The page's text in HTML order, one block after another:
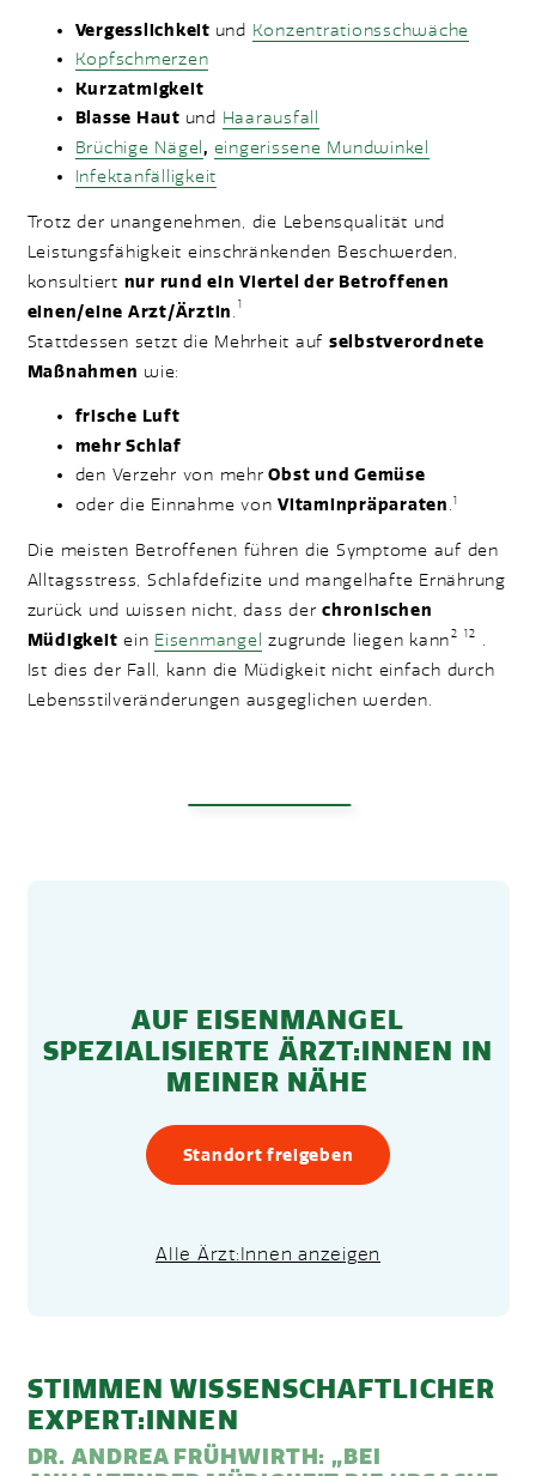
Vergesslichkeit und Konzentrationsschwäche
Kopfschmerzen
Kurzatmigkeit
Blasse Haut und Haarausfall
Brüchige Nägel , eingerissene Mundwinkel
Infektanfälligkeit
Trotz der unangenehmen, die Lebensqualität und
Leistungsfähigkeit einschränkenden Beschwerden,
konsultiert nur rund ein Viertel der Betroffenen
einen/eine Arzt/Ärztin. 1
Stattdessen setzt die Mehrheit auf selbstverordnete
Maßnahmen wie:
frische Luft
mehr Schlaf
den Verzehr von mehr Obst und Gemüse
oder die Einnahme von Vitaminpräparaten. 1
Die meisten Betroffenen führen die Symptome auf den
Alltagsstress, Schlafdefizite und mangelhafte Ernährung
zurück und wissen nicht, dass der chronischen
Müdigkeit ein Eisenmangel zugrunde liegen kann2 12
.
Ist dies der Fall, kann die Müdigkeit nicht einfach durch
Lebensstilveränderungen ausgeglichen werden.
AUF EISENMANGEL
SPEZIALISIERTE ÄRZT:INNEN IN
MEINER NÄHE
Standort freigeben
Alle Ärzt:Innen anzeigen
STIMMEN WISSENSCHAFTLICHER
EXPERT:INNEN
DR. ANDREA FRÜHWIRTH: „BEI